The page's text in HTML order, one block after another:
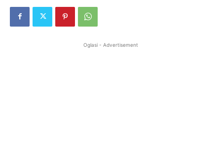
Oglasi - Advertisement